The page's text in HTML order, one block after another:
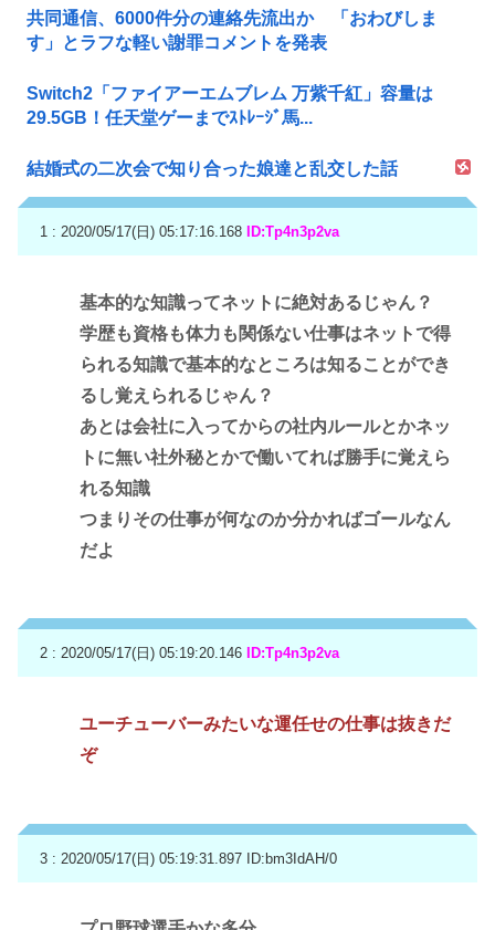
共同通信、6000件分の連絡先流出か 「おわびしま
す」とラフな軽い謝罪コメントを発表
Switch2「ファイアーエムブレム 万紫千紅」容量は
29.5GB！任天堂ゲーまでｽﾄﾚｰｼﾞ馬...
結婚式の二次会で知り合った娘達と乱交した話
1 : 2020/05/17(日) 05:17:16.168 ID:Tp4n3p2va
基本的な知識ってネットに絶対あるじゃん？
学歴も資格も体力も関係ない仕事はネットで得
られる知識で基本的なところは知ることができ
るし覚えられるじゃん？
あとは会社に入ってからの社内ルールとかネッ
トに無い社外秘とかで働いてれば勝手に覚えら
れる知識
つまりその仕事が何なのか分かればゴールなん
だよ
2 : 2020/05/17(日) 05:19:20.146 ID:Tp4n3p2va
ユーチューバーみたいな運任せの仕事は抜きだ
ぞ
3 : 2020/05/17(日) 05:19:31.897 ID:bm3IdAH/0